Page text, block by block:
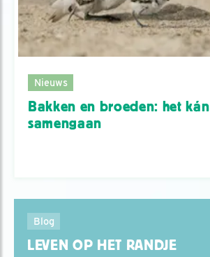
Nieuws
Bakken en broeden: het kán
samengaan
Blog
LEVEN OP HET RANDJE